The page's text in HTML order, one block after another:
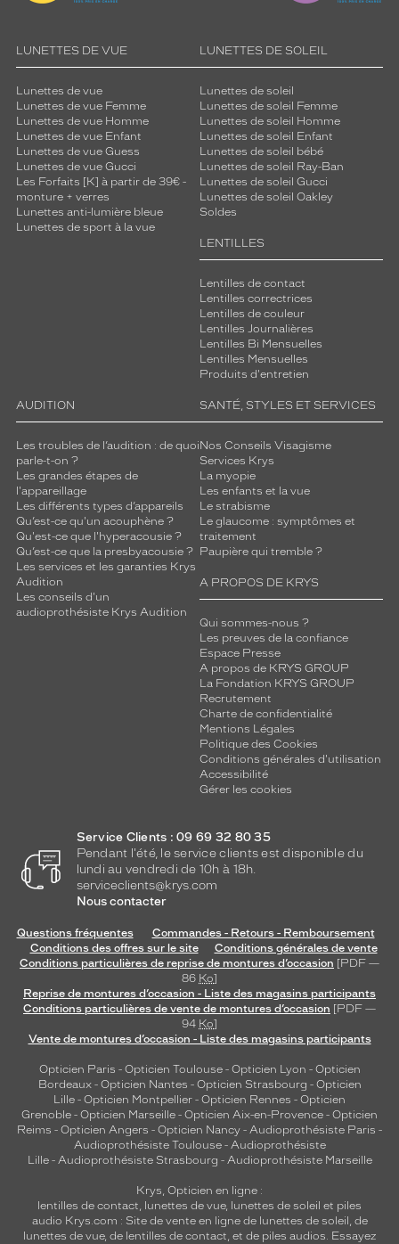
LUNETTES DE VUE
Lunettes de vue
Lunettes de vue Femme
Lunettes de vue Homme
Lunettes de vue Enfant
Lunettes de vue Guess
Lunettes de vue Gucci
Les Forfaits [K] à partir de 39€ -
monture + verres
Lunettes anti-lumière bleue
Lunettes de sport à la vue
LUNETTES DE SOLEIL
Lunettes de soleil
Lunettes de soleil Femme
Lunettes de soleil Homme
Lunettes de soleil Enfant
Lunettes de soleil bébé
Lunettes de soleil Ray-Ban
Lunettes de soleil Gucci
Lunettes de soleil Oakley
Soldes
LENTILLES
Lentilles de contact
Lentilles correctrices
Lentilles de couleur
Lentilles Journalières
Lentilles Bi Mensuelles
Lentilles Mensuelles
Produits d'entretien
AUDITION
Les troubles de l’audition : de quoi
parle-t-on ?
Les grandes étapes de
l'appareillage
Les différents types d’appareils
Qu’est-ce qu'un acouphène ?
Qu'est-ce que l'hyperacousie ?
Qu’est-ce que la presbyacousie ?
Les services et les garanties Krys
Audition
Les conseils d'un
audioprothésiste Krys Audition
SANTÉ, STYLES ET SERVICES
Nos Conseils Visagisme
Services Krys
La myopie
Les enfants et la vue
Le strabisme
Le glaucome : symptômes et
traitement
Paupière qui tremble ?
A PROPOS DE KRYS
Qui sommes-nous ?
Les preuves de la confiance
Espace Presse
A propos de KRYS GROUP
La Fondation KRYS GROUP
Recrutement
Charte de confidentialité
Mentions Légales
Politique des Cookies
Conditions générales d'utilisation
Accessibilité
Gérer les cookies
Service Clients : 09 69 32 80 35
Pendant l'été, le service clients est disponible du
lundi au vendredi de 10h à 18h.
serviceclients@krys.com
Nous contacter
Questions fréquentes
Commandes - Retours - Remboursement
Conditions des offres sur le site
Conditions générales de vente
Conditions particulières de reprise de montures d’occasion [PDF —
86 Ko]
Reprise de montures d’occasion - Liste des magasins participants
Conditions particulières de vente de montures d’occasion [PDF —
94 Ko]
Vente de montures d’occasion - Liste des magasins participants
Opticien Paris - Opticien Toulouse- Opticien Lyon - Opticien
Bordeaux- Opticien Nantes - Opticien Strasbourg - Opticien
Lille - Opticien Montpellier - Opticien Rennes - Opticien
Grenoble - Opticien Marseille - Opticien Aix-en-Provence - Opticien
Reims - Opticien Angers - Opticien Nancy - Audioprothésiste Paris -
Audioprothésiste Toulouse- Audioprothésiste
Lille- Audioprothésiste Strasbourg - Audioprothésiste Marseille
Krys, Opticien en ligne :
lentilles de contact, lunettes de vue, lunettes de soleil et piles
audio Krys.com : Site de vente en ligne de lunettes de soleil, de
lunettes de vue, de lentilles de contact, et de piles audios. Essayez